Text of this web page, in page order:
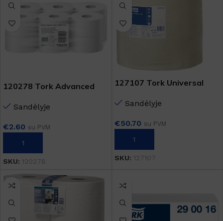
120278 Tork Advanced
Sandėlyje
€2.60 su PVM
Į KREPŠELĮ
SKU: 120278
127107 Tork Universal
Sandėlyje
€50.70 su PVM
Į KREPŠELĮ
SKU: 127107